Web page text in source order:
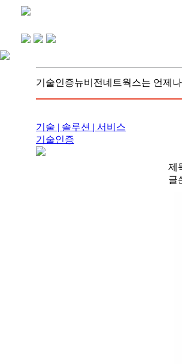
기술인증뉴비전네트웍스는 언제
기술 | 솔루션 | 서비스
기술인증
제
글